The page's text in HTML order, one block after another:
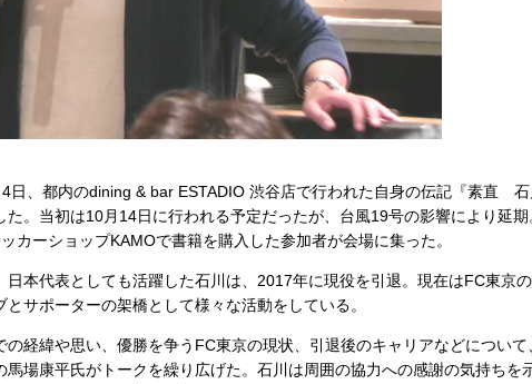
日、都内のdining & bar ESTADIO 渋谷店で行われた自身の伝記『素直 石
た。当初は10月14日に行われる予定だったが、台風19号の影響により延期
カーショップKAMOで書籍を購入した参加者が会場に集った。
本代表としても活躍した石川は、2017年に現役を引退。現在はFC東京
サポーターの架橋として様々な活動をしている。
経緯や思い、優勝を争うFC東京の現状、引退後のキャリアなどについて
馬場康平氏がトークを繰り広げた。石川は周囲の協力への感謝の気持ちを